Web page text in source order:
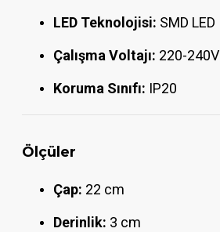
LED Teknolojisi: SMD LED
Çalışma Voltajı: 220-240V
Koruma Sınıfı: IP20
Ölçüler
Çap: 22 cm
Derinlik: 3 cm